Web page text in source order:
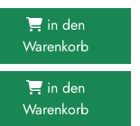
in den
Warenkorb
in den
Warenkorb